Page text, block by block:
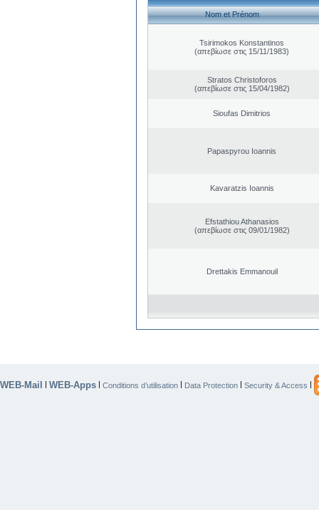
Nom et Prénom
Tsirimokos Konstantinos
(απεβίωσε στις 15/11/1983)
Stratos Christoforos
(απεβίωσε στις 15/04/1982)
Sioufas Dimitrios
Papaspyrou Ioannis
Kavaratzis Ioannis
Efstathiou Athanasios
(απεβίωσε στις 09/01/1982)
Drettakis Emmanouil
WEB-Mail | WEB-Apps | Conditions d’utilisation | Data Protection | Security & Access |